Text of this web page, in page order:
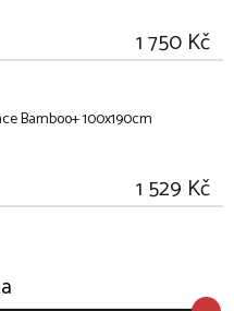
1 750 Kč
Bamboo+ 100x190cm
1 529 Kč